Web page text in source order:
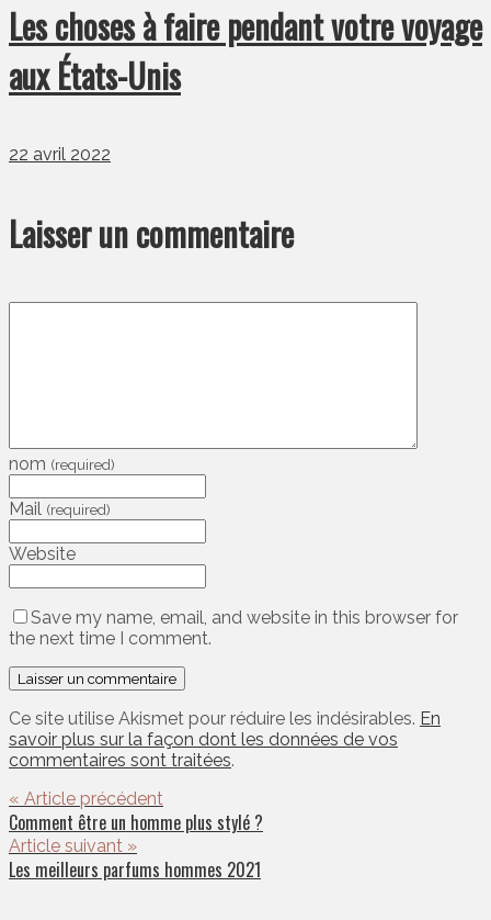
Les choses à faire pendant votre voyage
aux États-Unis
22 avril 2022
Laisser un commentaire
nom (required)
Mail (required)
Website
Save my name, email, and website in this browser for
the next time I comment.
Ce site utilise Akismet pour réduire les indésirables. En
savoir plus sur la façon dont les données de vos
commentaires sont traitées.
« Article précédent
Comment être un homme plus stylé ?
Article suivant »
Les meilleurs parfums hommes 2021